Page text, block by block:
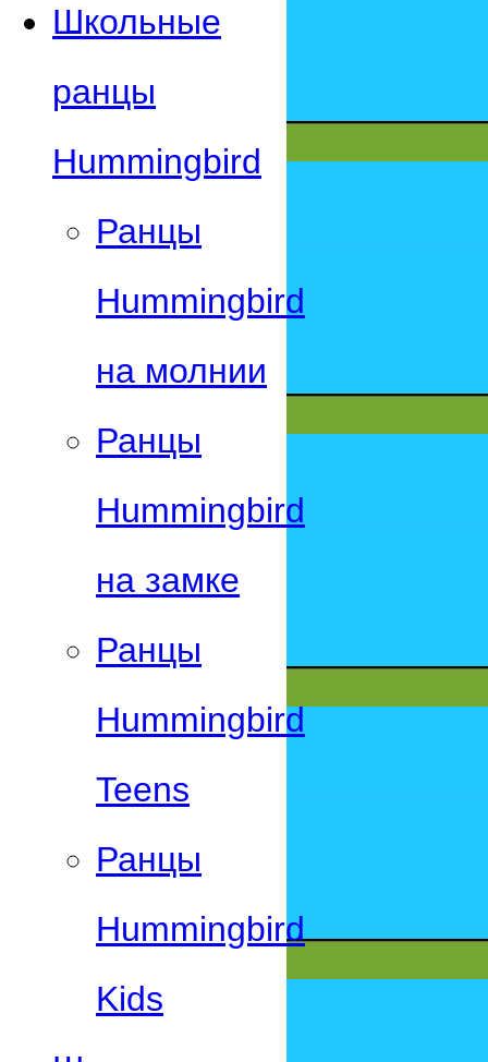
Школьные
ранцы
Hummingbird
Ранцы
Hummingbird
на молнии
Ранцы
Hummingbird
на замке
Ранцы
Hummingbird
Teens
Ранцы
Hummingbird
Kids